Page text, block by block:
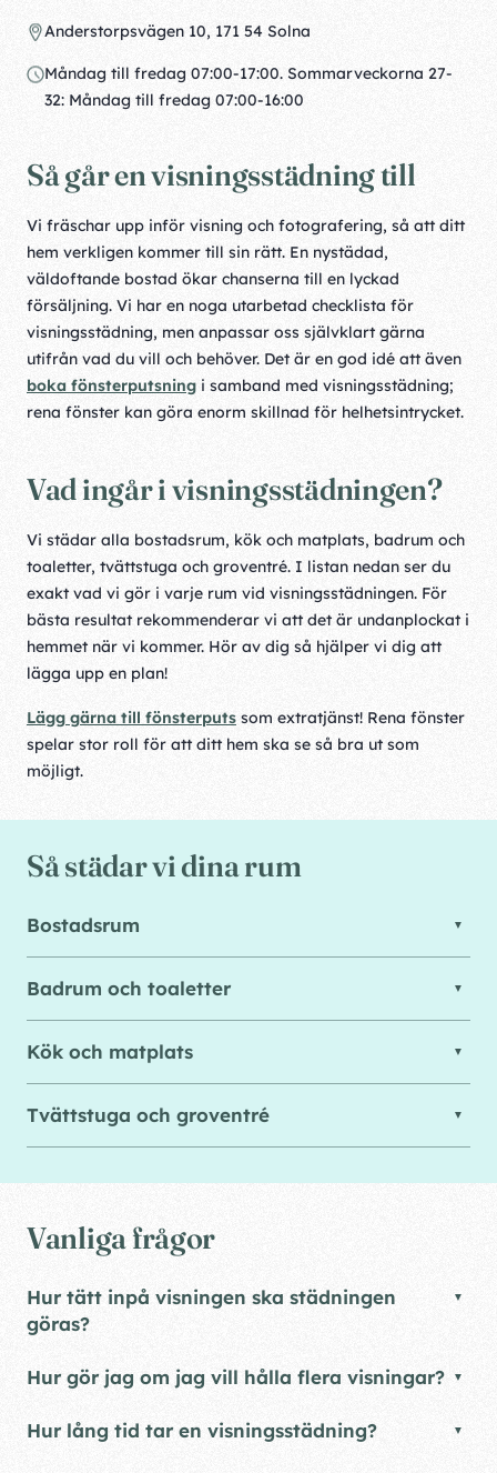
Så går en visningsstädning till
Vi fräschar upp inför visning och fotografering, så att ditt
hem verkligen kommer till sin rätt. En nystädad,
väldoftande bostad ökar chanserna till en lyckad
försäljning. Vi har en noga utarbetad checklista för
visningsstädning, men anpassar oss självklart gärna
utifrån vad du vill och behöver. Det är en god idé att även
boka fönsterputsning i samband med visningsstädning;
rena fönster kan göra enorm skillnad för helhetsintrycket.
Vad ingår i visningsstädningen?
Vi städar alla bostadsrum, kök och matplats, badrum och
toaletter, tvättstuga och groventré. I listan nedan ser du
exakt vad vi gör i varje rum vid visningsstädningen. För
bästa resultat rekommenderar vi att det är undanplockat i
hemmet när vi kommer. Hör av dig så hjälper vi dig att
lägga upp en plan!
Lägg gärna till fönsterputs som extratjänst! Rena fönster
spelar stor roll för att ditt hem ska se så bra ut som
möjligt.
Så städar vi dina rum
Bostadsrum
Badrum och toaletter
Kök och matplats
Tvättstuga och groventré
Vanliga frågor
Hur tätt inpå visningen ska städningen
göras?
Hur gör jag om jag vill hålla flera visningar?
Hur lång tid tar en visningsstädning?
Anderstorpsvägen 10, 171 54 Solna
Måndag till fredag 07:00-17:00. Sommarveckorna 27-
32: Måndag till fredag 07:00-16:00